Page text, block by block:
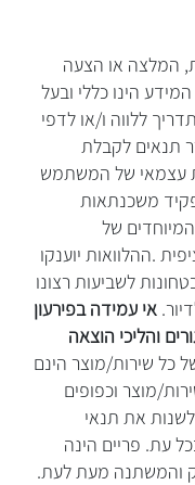
המלצה או הצעה
הינו כללי ובעל
ללווה ו/או לדפי
תנאים לקבלת
עצמאי של המשתמש
פקיד משכנתאות
של
.ההלוואות יוענקו
לשביעות רצונו
אי עמידה בפירעון
והליכי הוצאה
כל שירות/מוצר הינם
מוצר וכפופים
את תנאי
עת. פריים הינה
והמשתנה מעת לעת.